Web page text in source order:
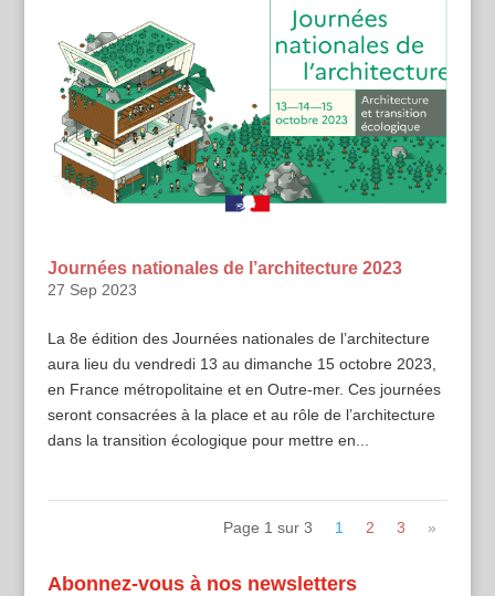
Journées nationales de l’architecture 2023
27 Sep 2023
La 8e édition des Journées nationales de l’architecture
aura lieu du vendredi 13 au dimanche 15 octobre 2023,
en France métropolitaine et en Outre-mer. Ces journées
seront consacrées à la place et au rôle de l’architecture
dans la transition écologique pour mettre en...
Page 1 sur 3 1 2 3 »
Abonnez-vous à nos newsletters